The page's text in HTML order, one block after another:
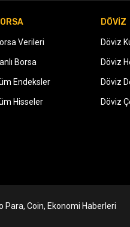
Verileri
Borsa
Endeksler
Hisseler
DÖVİZ
Döviz
Döviz
Döviz
Döviz
Coin, Ekonomi Haberleri